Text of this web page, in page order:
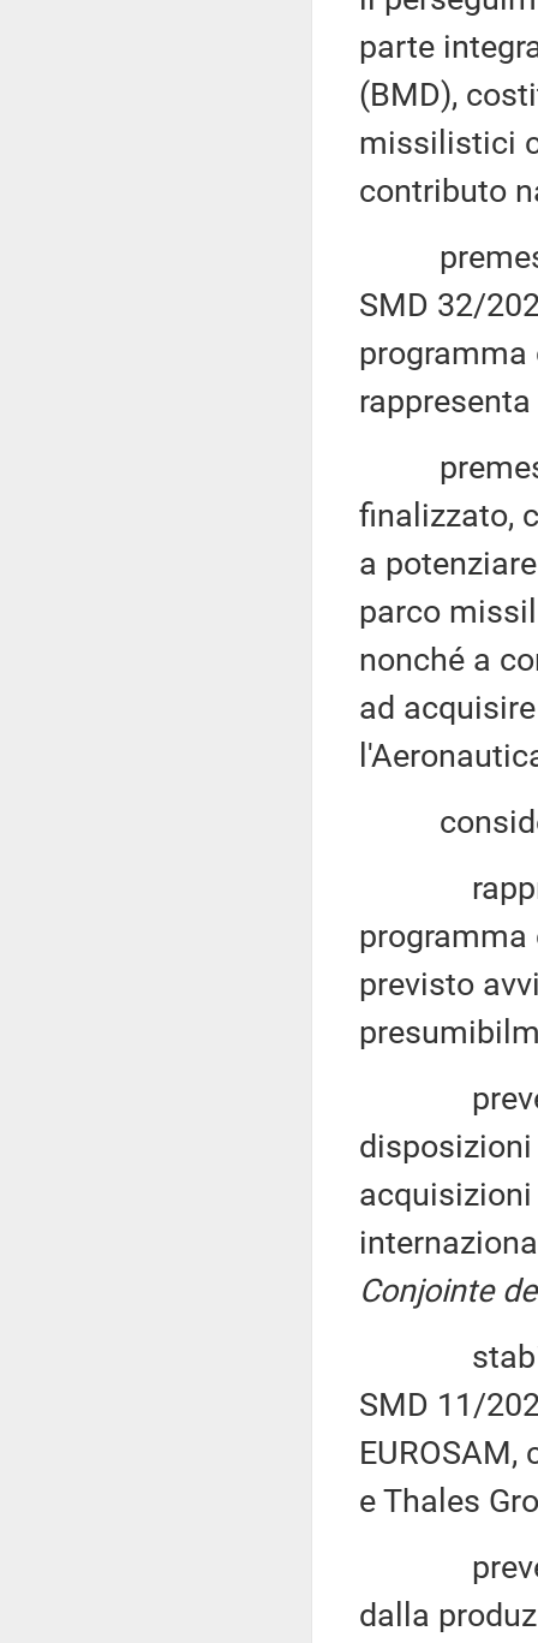
parte
(BMD),
missilistici
contributo
SMD 32/
programma
finalizzato,
a
parco
nonché a
ad
programma
previsto
Conjointe
SMD 11/
e Thales
prevede
dalla